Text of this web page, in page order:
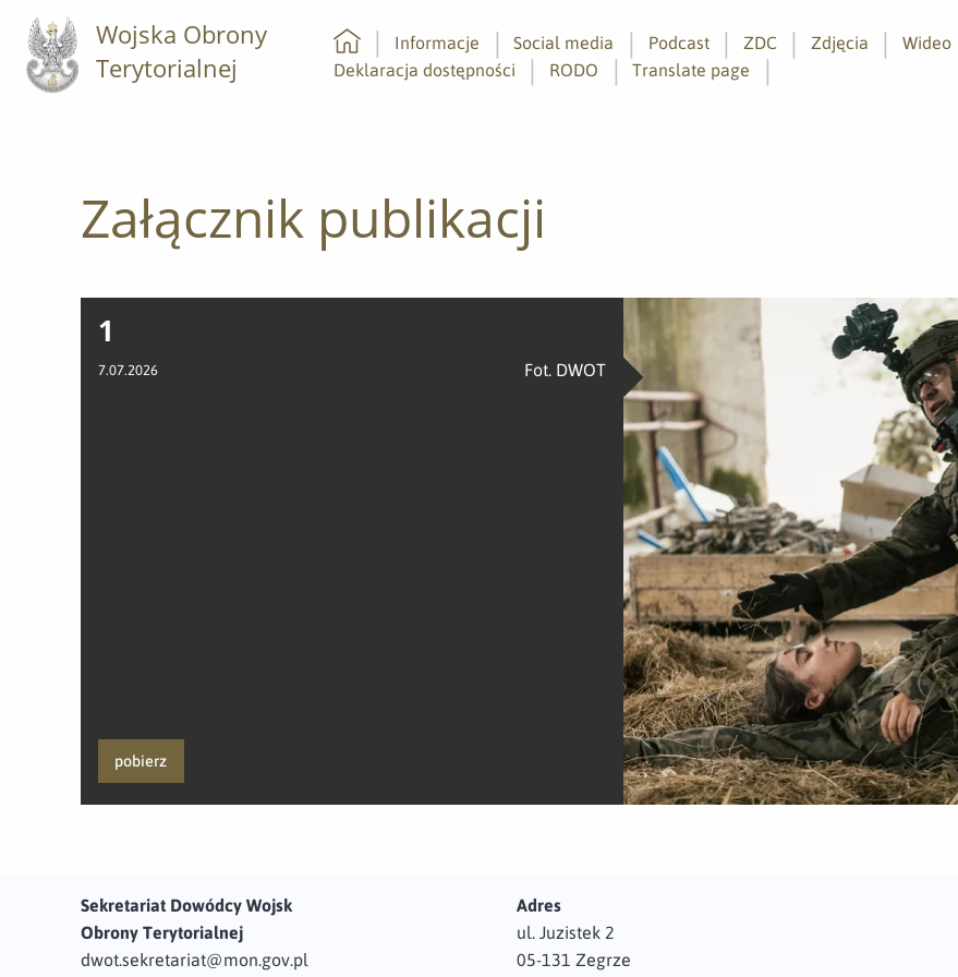
Wojska Obrony
Terytorialnej
Strona główna
Informacje Social media Podcast ZDC Zdjęcia Wideo
Deklaracja dostępności
RODO Translate page
Załącznik publikacji
1
7.07.2026 Fot. DWOT
pobierz
Sekretariat Dowódcy Wojsk
Obrony Terytorialnej
dwot.sekretariat@mon.gov.pl
Adres
ul. Juzistek 2
05-131 Zegrze